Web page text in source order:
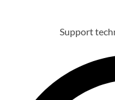
Support